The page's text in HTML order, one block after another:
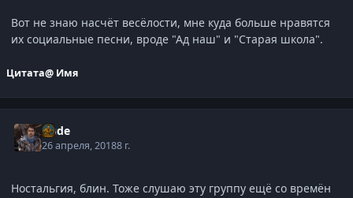
Вот не знаю насчёт весёлости, мне куда больше нравятся
их социальные песни, вроде "Ад наш" и "Старая школа".
Цитата@ Имя
Dude
26 апреля, 20188 г.
Ностальгия, блин. Тоже слушаю эту группу ещё со времён